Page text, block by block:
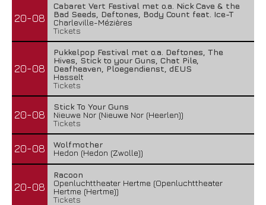
20-08
Cabaret Vert Festival met o.a. Nick Cave & the
Bad Seeds, Deftones, Body Count feat. Ice-T
Charleville-Mézières
Tickets
20-08
Pukkelpop Festival met o.a. Deftones, The
Hives, Stick to your Guns, Chat Pile,
Deafheaven, Ploegendienst, dEUS
Hasselt
Tickets
20-08
Stick To Your Guns
Nieuwe Nor (Nieuwe Nor (Heerlen))
Tickets
20-08
Wolfmother
Hedon (Hedon (Zwolle))
20-08
Racoon
Openluchttheater Hertme (Openluchttheater
Hertme (Hertme))
Tickets